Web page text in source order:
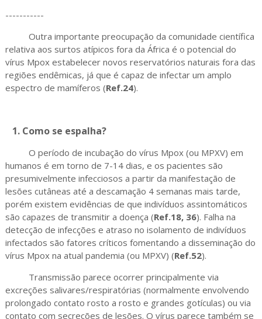
-----------
Outra importante preocupação da comunidade científica
relativa aos surtos atípicos fora da África é o potencial do
vírus Mpox estabelecer novos reservatórios naturais fora das
regiões endêmicas, já que é capaz de infectar um amplo
espectro de mamíferos (Ref.24).
1. Como se espalha?
O período de incubação do vírus Mpox (ou MPXV) em
humanos é em torno de 7-14 dias, e os pacientes são
presumivelmente infecciosos a partir da manifestação de
lesões cutâneas até a descamação 4 semanas mais tarde,
porém existem evidências de que indivíduos assintomáticos
são capazes de transmitir a doença (Ref.18, 36). Falha na
detecção de infecções e atraso no isolamento de indivíduos
infectados são fatores críticos fomentando a disseminação do
vírus Mpox na atual pandemia (ou MPXV) (Ref.52).
Transmissão parece ocorrer principalmente via
excreções salivares/respiratórias (normalmente envolvendo
prolongado contato rosto a rosto e grandes gotículas) ou via
contato com secreções de lesões. O vírus parece também se